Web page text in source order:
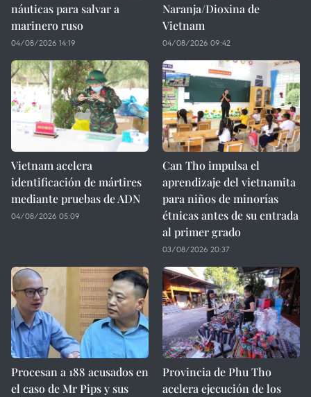
náuticas para salvar a
marinero ruso
04/08/2026 14:19
Naranja/Dioxina de
Vietnam
04/08/2026 09:42
Vietnam acelera
identificación de mártires
mediante pruebas de ADN
04/08/2026 05:09
Can Tho impulsa el
aprendizaje del vietnamita
para niños de minorías
étnicas antes de su entrada
al primer grado
03/08/2026 20:37
Procesan a 188 acusados en
el caso de Mr Pips y sus
Provincia de Phu Tho
acelera ejecución de los